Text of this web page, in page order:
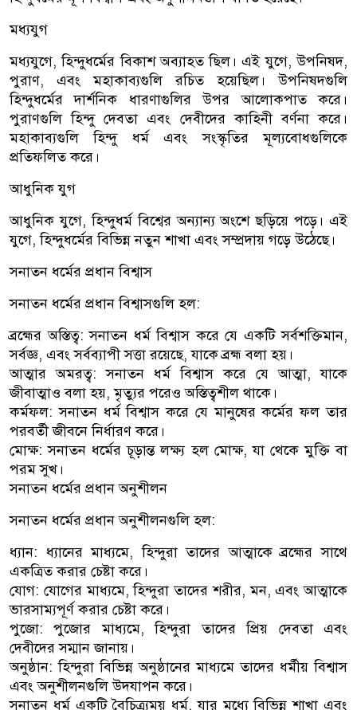
মধ্যযুগ
মধ্যযুগে, হিন্দুধর্মের বিকাশ অব্যাহত ছিল। এই যুগে, উপনিষদ,
পুরাণ, এবং মহাকাব্যগুলি রচিত হয়েছিল। উপনিষদগুলি
হিন্দুধর্মের দার্শনিক ধারণাগুলির উপর আলোকপাত করে।
পুরাণগুলি হিন্দু দেবতা এবং দেবীদের কাহিনী বর্ণনা করে।
মহাকাব্যগুলি হিন্দু ধর্ম এবং সংস্কৃতির মূল্যবোধগুলিকে
প্রতিফলিত করে।
আধুনিক যুগ
আধুনিক যুগে, হিন্দুধর্ম বিশ্বের অন্যান্য অংশে ছড়িয়ে পড়ে। এই
যুগে, হিন্দুধর্মের বিভিন্ন নতুন শাখা এবং সম্প্রদায় গড়ে উঠেছে।
সনাতন ধর্মের প্রধান বিশ্বাস
সনাতন ধর্মের প্রধান বিশ্বাসগুলি হল:
ব্রহ্মের অস্তিত্ব: সনাতন ধর্ম বিশ্বাস করে যে একটি সর্বশক্তিমান,
সর্বজ্ঞ, এবং সর্বব্যাপী সত্তা রয়েছে, যাকে ব্রহ্ম বলা হয়।
আত্মার অমরত্ব: সনাতন ধর্ম বিশ্বাস করে যে আত্মা, যাকে
জীবাত্মাও বলা হয়, মৃত্যুর পরেও অস্তিত্বশীল থাকে।
কর্মফল: সনাতন ধর্ম বিশ্বাস করে যে মানুষের কর্মের ফল তার
পরবর্তী জীবনে নির্ধারণ করে।
মোক্ষ: সনাতন ধর্মের চূড়ান্ত লক্ষ্য হল মোক্ষ, যা থেকে মুক্তি বা
পরম সুখ।
সনাতন ধর্মের প্রধান অনুশীলন
সনাতন ধর্মের প্রধান অনুশীলনগুলি হল:
ধ্যান: ধ্যানের মাধ্যমে, হিন্দুরা তাদের আত্মাকে ব্রহ্মের সাথে
একত্রিত করার চেষ্টা করে।
যোগ: যোগের মাধ্যমে, হিন্দুরা তাদের শরীর, মন, এবং আত্মাকে
ভারসাম্যপূর্ণ করার চেষ্টা করে।
পুজো: পুজোর মাধ্যমে, হিন্দুরা তাদের প্রিয় দেবতা এবং
দেবীদের সম্মান জানায়।
অনুষ্ঠান: হিন্দুরা বিভিন্ন অনুষ্ঠানের মাধ্যমে তাদের ধর্মীয় বিশ্বাস
এবং অনুশীলনগুলি উদযাপন করে।
সনাতন ধর্ম একটি বৈচিত্র্যময় ধর্ম, যার মধ্যে বিভিন্ন শাখা এবং